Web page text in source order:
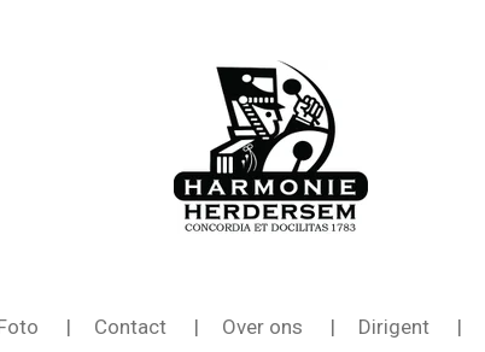
Contact Over ons Dirigent